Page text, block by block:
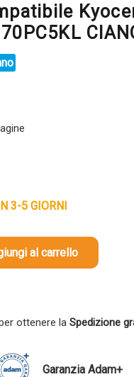
3-5 GIORNI
al carrello
ottenere la Spedizione
Garanzia Adam+